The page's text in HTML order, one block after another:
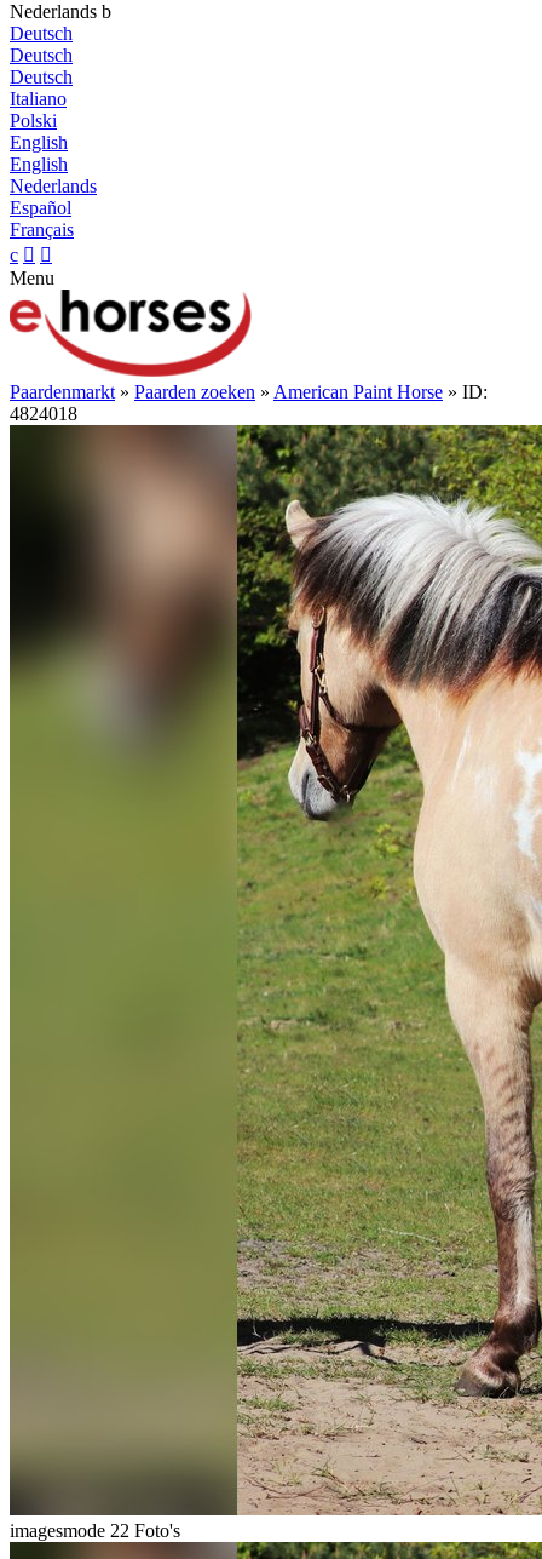
Nederlands b
Deutsch
Deutsch
Deutsch
Italiano
Polski
English
English
Nederlands
Español
Français
c  
Menu
Paardenmarkt » Paarden zoeken » American Paint Horse » ID:
4824018
imagesmode 22 Foto's